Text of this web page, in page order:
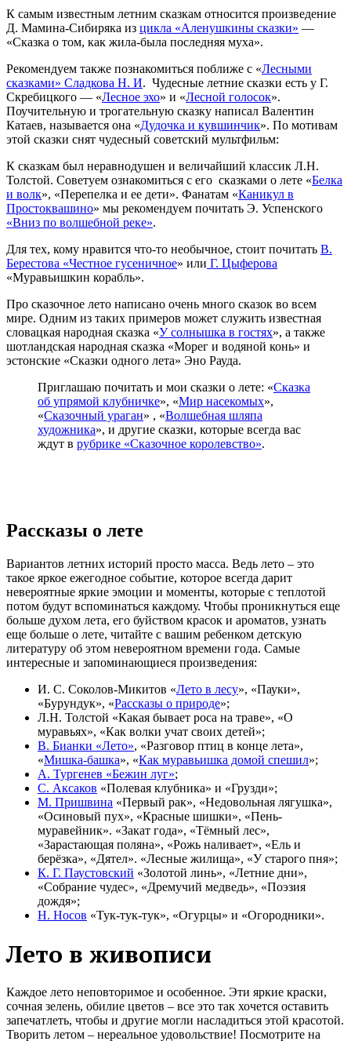
К самым известным летним сказкам относится произведение
Д. Мамина-Сибиряка из цикла «Аленушкины сказки» —
«Сказка о том, как жила-была последняя муха».
Рекомендуем также познакомиться поближе с «Лесными
сказками» Сладкова Н. И. Чудесные летние сказки есть у Г.
Скребицкого — «Лесное эхо» и «Лесной голосок».
Поучительную и трогательную сказку написал Валентин
Катаев, называется она «Дудочка и кувшинчик». По мотивам
этой сказки снят чудесный советский мультфильм:
К сказкам был неравнодушен и величайший классик Л.Н.
Толстой. Советуем ознакомиться с его сказками о лете «Белка
и волк», «Перепелка и ее дети». Фанатам «Каникул в
Простоквашино» мы рекомендуем почитать Э. Успенского
«Вниз по волшебной реке».
Для тех, кому нравится что-то необычное, стоит почитать В.
Берестова «Честное гусеничное» или Г. Цыферова
«Муравьишкин корабль».
Про сказочное лето написано очень много сказок во всем
мире. Одним из таких примеров может служить известная
словацкая народная сказка «У солнышка в гостях», а также
шотландская народная сказка «Морег и водяной конь» и
эстонские «Сказки одного лета» Эно Рауда.
Приглашаю почитать и мои сказки о лете: «Сказка
об упрямой клубничке», «Мир насекомых»,
«Сказочный ураган» , «Волшебная шляпа
художника», и другие сказки, которые всегда вас
ждут в рубрике «Сказочное королевство».
Рассказы о лете
Вариантов летних историй просто масса. Ведь лето – это
такое яркое ежегодное событие, которое всегда дарит
невероятные яркие эмоции и моменты, которые с теплотой
потом будут вспоминаться каждому. Чтобы проникнуться еще
больше духом лета, его буйством красок и ароматов, узнать
еще больше о лете, читайте с вашим ребенком детскую
литературу об этом невероятном времени года. Самые
интересные и запоминающиеся произведения:
И. С. Соколов-Микитов «Лето в лесу», «Пауки»,
«Бурундук», «Рассказы о природе»;
Л.Н. Толстой «Какая бывает роса на траве», «О
муравьях», «Как волки учат своих детей»;
В. Бианки «Лето», «Разговор птиц в конце лета»,
«Мишка-башка», «Как муравьишка домой спешил»;
А. Тургенев «Бежин луг»;
С. Аксаков «Полевая клубника» и «Грузди»;
М. Пришвина «Первый рак», «Недовольная лягушка»,
«Осиновый пух», «Красные шишки», «Пень-
муравейник». «Закат года», «Тёмный лес»,
«Зарастающая поляна», «Рожь наливает», «Ель и
берёзка», «Дятел». «Лесные жилища», «У старого пня»;
К. Г. Паустовский «Золотой линь», «Летние дни»,
«Собрание чудес», «Дремучий медведь», «Поэзия
дождя»;
Н. Носов «Тук-тук-тук», «Огурцы» и «Огородники».
Лето в живописи
Каждое лето неповторимое и особенное. Эти яркие краски,
сочная зелень, обилие цветов – все это так хочется оставить
запечатлеть, чтобы и другие могли насладиться этой красотой.
Творить летом – нереальное удовольствие! Посмотрите на